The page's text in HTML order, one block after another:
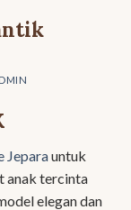
Jeparauntuk
anak tercinta
elegan dan